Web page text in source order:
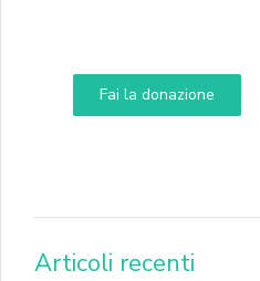
Fai la donazione
DONA
Articoli recenti